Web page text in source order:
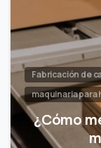
Fabricación de
maquinaria para
¿Cómo